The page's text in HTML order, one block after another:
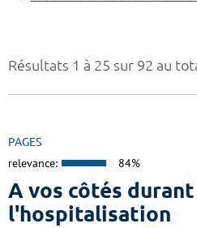
Résultats 1 à 25 sur 92 au
PAGES
relevance: 84%
A vos côtés durant
l'hospitalisation